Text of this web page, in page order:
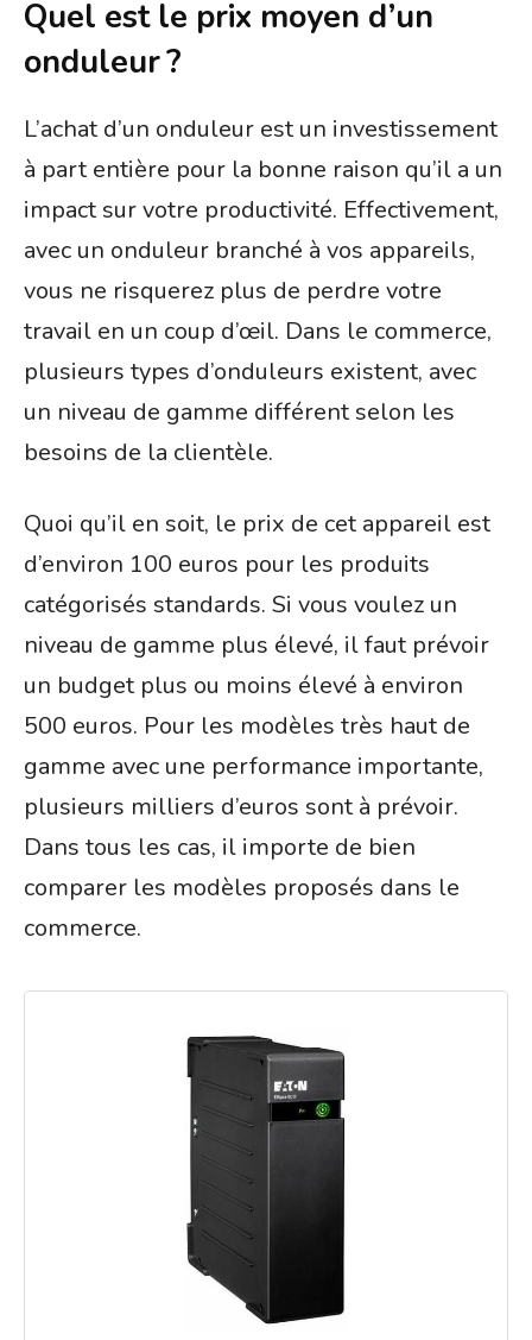
Quel est le prix moyen d’un
onduleur ?
L’achat d’un onduleur est un investissement
à part entière pour la bonne raison qu’il a un
impact sur votre productivité. Effectivement,
avec un onduleur branché à vos appareils,
vous ne risquerez plus de perdre votre
travail en un coup d’œil. Dans le commerce,
plusieurs types d’onduleurs existent, avec
un niveau de gamme différent selon les
besoins de la clientèle.
Quoi qu’il en soit, le prix de cet appareil est
d’environ 100 euros pour les produits
catégorisés standards. Si vous voulez un
niveau de gamme plus élevé, il faut prévoir
un budget plus ou moins élevé à environ
500 euros. Pour les modèles très haut de
gamme avec une performance importante,
plusieurs milliers d’euros sont à prévoir.
Dans tous les cas, il importe de bien
comparer les modèles proposés dans le
commerce.